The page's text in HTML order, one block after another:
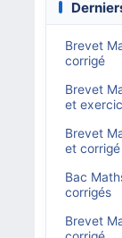
Brevet
corrigé
Brevet
et
Brevet
et corrigé
Bac
corrigés
Brevet